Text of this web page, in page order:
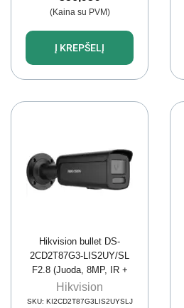
(Kaina su PVM)
Į KREPŠELĮ
Hikvision bullet DS-
2CD2T87G3-LIS2UY/SL
F2.8 (Juoda, 8MP, IR +
LED 60m, ColorVu)
Hikvision
SKU: KI2CD2T87G3LIS2UYSLJ